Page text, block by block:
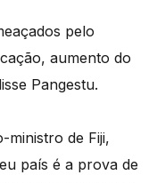
pelo
aumento do
Pangestu.
ministro de Fiji,
país é a prova de